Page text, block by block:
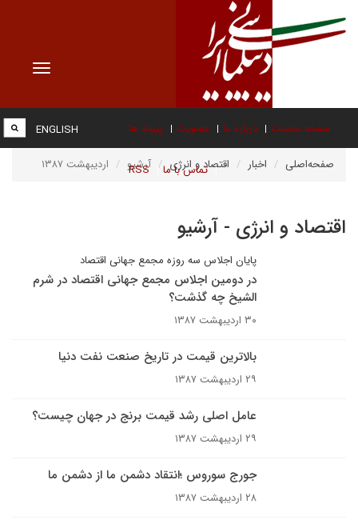
Toggle
صفحه نخست درباره ما عضویت پیوند ها
تماس با ما RSS
ENGLISH
صفحه‌اصلی اخبار اقتصاد و انرژی آرشیو اردیبهشت ۱۳۸۷
اقتصاد و انرژی - آرشیو
پايان اجلاس سه روزه مجمع جهانى اقتصاد
در دومین اجلاس مجمع جهانی اقتصاد در شرم
الشیخ چه گذشت؟
۳۰ اردیبهشت ۱۳۸۷
بالاترين قيمت در تاريخ صنعت نفت دنيا
۲۹ اردیبهشت ۱۳۸۷
عامل اصلى رشد قيمت برنج در جهان چيست؟
۲۹ اردیبهشت ۱۳۸۷
جورج سوروس ؛انتقاد دشمن ما از دشمن ما
۲۸ اردیبهشت ۱۳۸۷